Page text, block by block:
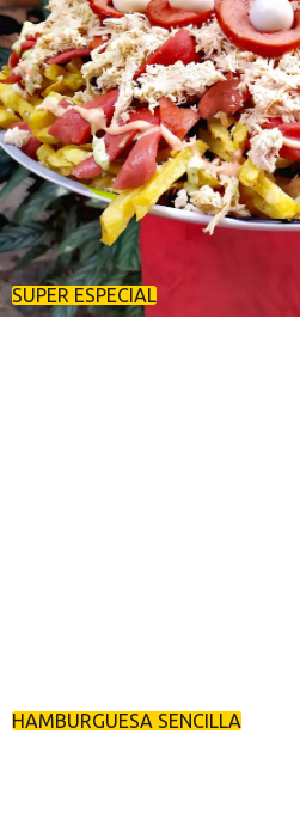
SUPER ESPECIAL
HAMBURGUESA SENCILLA